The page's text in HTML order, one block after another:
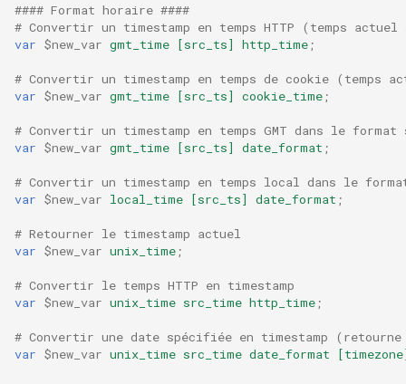
#### Format horaire ####
# Convertir un timestamp en temps HTTP (temps
var $new_var gmt_time [src_ts] http_time ;
# Convertir un timestamp en temps de cookie (temps
var $new_var gmt_time [src_ts] cookie_time ;
# Convertir un timestamp en temps GMT dans le
var $new_var gmt_time [src_ts] date_format ;
# Convertir un timestamp en temps local dans le
var $new_var local_time [src_ts] date_format ;
# Retourner le timestamp actuel
var $new_var unix_time ;
# Convertir le temps HTTP en timestamp
var $new_var unix_time src_time http_time ;
# Convertir une date spécifiée en timestamp
var $new_var unix_time src_time date_format